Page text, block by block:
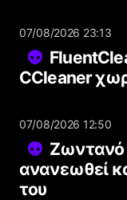
07/08/2026 23:13
CCleaner
07/08/2026 12:50
Ζωντανό
ανανεωθεί
του